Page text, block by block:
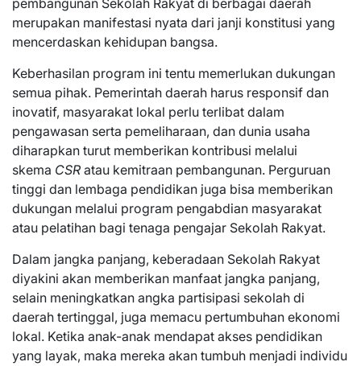
pembangunan Sekolah Rakyat di berbagai daerah
merupakan manifestasi nyata dari janji konstitusi yang
mencerdaskan kehidupan bangsa.
Keberhasilan program ini tentu memerlukan dukungan
semua pihak. Pemerintah daerah harus responsif dan
inovatif, masyarakat lokal perlu terlibat dalam
pengawasan serta pemeliharaan, dan dunia usaha
diharapkan turut memberikan kontribusi melalui
skema CSR atau kemitraan pembangunan. Perguruan
tinggi dan lembaga pendidikan juga bisa memberikan
dukungan melalui program pengabdian masyarakat
atau pelatihan bagi tenaga pengajar Sekolah Rakyat.
Dalam jangka panjang, keberadaan Sekolah Rakyat
diyakini akan memberikan manfaat jangka panjang,
selain meningkatkan angka partisipasi sekolah di
daerah tertinggal, juga memacu pertumbuhan ekonomi
lokal. Ketika anak-anak mendapat akses pendidikan
yang layak, maka mereka akan tumbuh menjadi individu